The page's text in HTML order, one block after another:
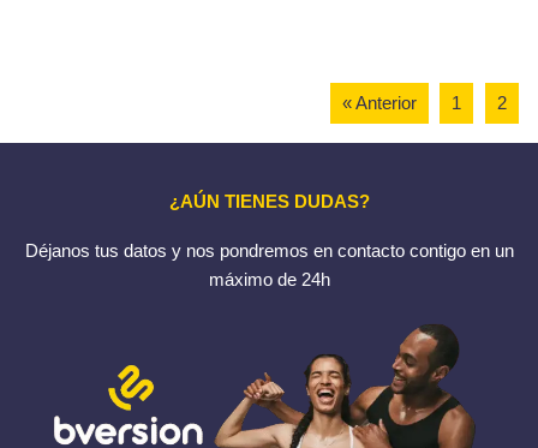
« Anterior 1 2
¿AÚN TIENES DUDAS?
Déjanos tus datos y nos pondremos en contacto contigo en un
máximo de 24h